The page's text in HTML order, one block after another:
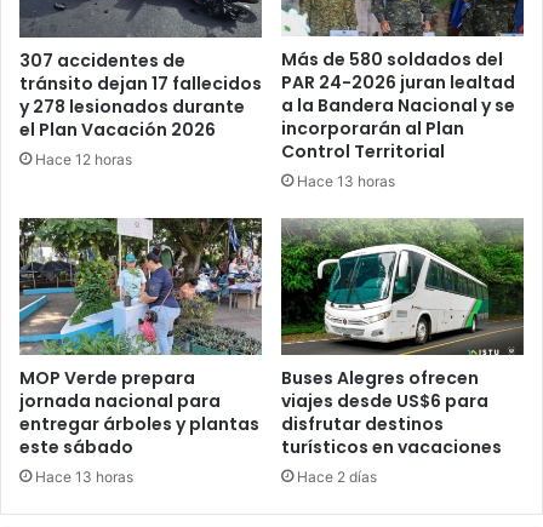
307 accidentes de
tránsito dejan 17 fallecidos
y 278 lesionados durante
el Plan Vacación 2026
Hace 12 horas
Más de 580 soldados del
PAR 24-2026 juran lealtad
a la Bandera Nacional y se
incorporarán al Plan
Control Territorial
Hace 13 horas
MOP Verde prepara
jornada nacional para
entregar árboles y plantas
este sábado
Hace 13 horas
Buses Alegres ofrecen
viajes desde US$6 para
disfrutar destinos
turísticos en vacaciones
Hace 2 días